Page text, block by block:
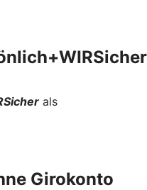
als
Girokonto